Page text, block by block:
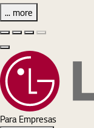
... more
Fechar
Para Empresas